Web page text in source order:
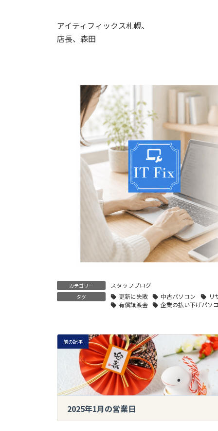
アイティフィックス札幌、
店長、森田
カテゴリー スタッフブログ
タグ 更新に失敗 中古パソコン リ
有償譲渡会
企業の払い下げパソ
前の記事
2025年1月の営業日